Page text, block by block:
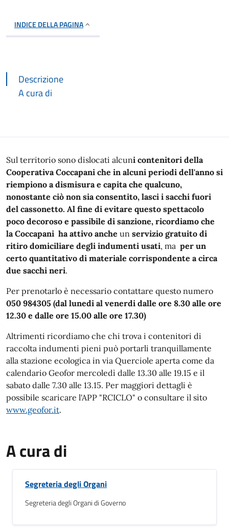
INDICE DELLA PAGINA
Descrizione
A cura di
Descrizione
Sul territorio sono dislocati alcuni contenitori della
Cooperativa Coccapani che in alcuni periodi dell'anno si
riempiono a dismisura e capita che qualcuno,
nonostante ciò non sia consentito, lasci i sacchi fuori
del cassonetto. Al fine di evitare questo spettacolo
poco decoroso e passibile di sanzione, ricordiamo che
la Coccapani ha attivo anche un servizio gratuito di
ritiro domiciliare degli indumenti usati, ma per un
certo quantitativo di materiale corrispondente a circa
due sacchi neri.
Per prenotarlo è necessario contattare questo numero
050 984305 (dal lunedi al venerdi dalle ore 8.30 alle ore
12.30 e dalle ore 15.00 alle ore 17.30)
Altrimenti ricordiamo che chi trova i contenitori di
raccolta indumenti pieni può portarli tranquillamente
alla stazione ecologica in via Querciole aperta come da
calendario Geofor mercoledì dalle 13.30 alle 19.15 e il
sabato dalle 7.30 alle 13.15. Per maggiori dettagli è
possibile scaricare l'APP "RCICLO" o consultare il sito
www.geofor.it.
A cura di
Segreteria degli Organi
Segreteria degli Organi di Governo